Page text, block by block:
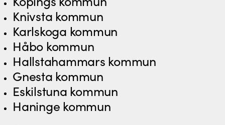
Knivsta kommun
Karlskoga kommun
Håbo kommun
Hallstahammars kommun
Gnesta kommun
Eskilstuna kommun
Haninge kommun